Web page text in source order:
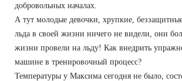
добровольных началах.
А тут молодые девочки, хрупкие,
льда в своей жизни ничего не видели, они
жизни провели на льду! Как внедрить
машине в тренировочный процесс?
Температуры у Максима сегодня не было,